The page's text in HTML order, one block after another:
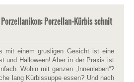
Porzellan-Kürbis schnit
mit einem grusligen Gesicht ist eine
und Halloween! Aber in der Praxis ist
Wohin mit ganzen „Innenleben“?
lang Kürbissuppe essen? Und nach